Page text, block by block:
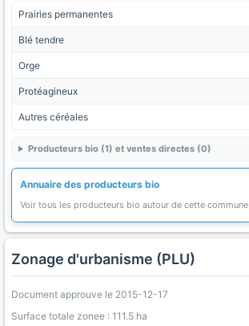
Prairies permanentes
Blé tendre
Orge
Protéagineux
Autres céréales
Producteurs bio (1) et ventes directes (0)
Annuaire des producteurs bio
Voir tous les producteurs bio autour de cette commune
Zonage d'urbanisme (PLU)
Document approuve le 2015-12-17
Surface totale zonee : 111.5 ha